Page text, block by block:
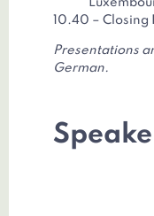
10.40 – Closing
Presentations
German.